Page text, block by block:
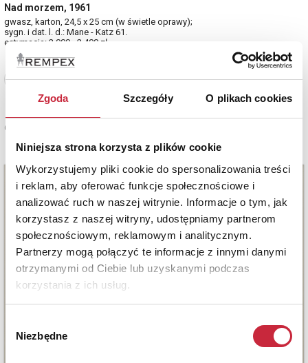
Zgoda Szczegóły O plikach cookies
Niniejsza strona korzysta z plików cookie
Wykorzystujemy pliki cookie do spersonalizowania treści
i reklam, aby oferować funkcje społecznościowe i
analizować ruch w naszej witrynie. Informacje o tym, jak
korzystasz z naszej witryny, udostępniamy partnerom
społecznościowym, reklamowym i analitycznym.
Partnerzy mogą połączyć te informacje z innymi danymi
otrzymanymi od Ciebie lub uzyskanymi podczas
korzystania z ich usług.
zgody
Niezbędne
Nad morzem, 1961
gwasz, karton, 24,5 x 25 cm (w świetle oprawy);
sygn. i dat. l. d.: Mane - Katz 61.
estymacja: 2 000 - 2 400 zł
Zobacz pełne informacje
Cena oferowana
1 800 zł